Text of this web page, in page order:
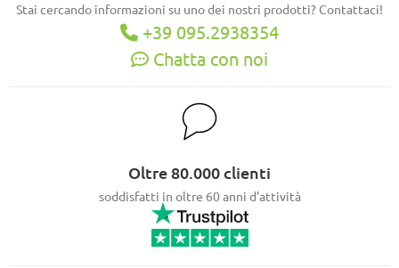
Stai cercando informazioni su uno dei nostri prodotti? Contattaci!
+39 095.2938354
Chatta con noi
Oltre 80.000 clienti
soddisfatti in oltre 60 anni d'attività